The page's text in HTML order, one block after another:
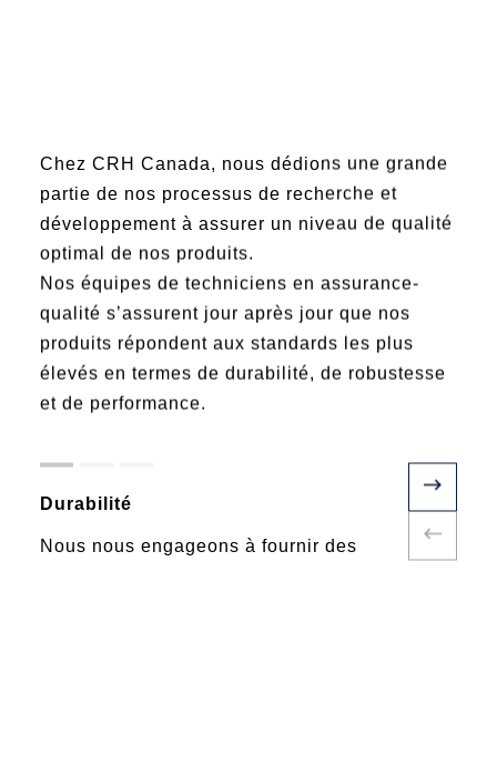
Chez CRH Canada, nous dédions une grande
partie de nos processus de recherche et
développement à assurer un niveau de qualité
optimal de nos produits.
Nos équipes de techniciens en assurance-
qualité s’assurent jour après jour que nos
produits répondent aux standards les plus
élevés en termes de durabilité, de robustesse
et de performance.
Durabilité
Nous nous engageons à fournir des